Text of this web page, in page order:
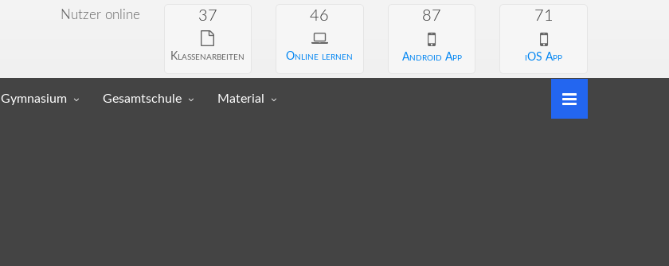
Nutzer online 37
Klassenarbeiten
46
Online lernen
87
Android App
71
iOS App
Gymnasium Gesamtschule Material